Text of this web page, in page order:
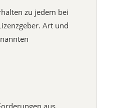
zu jedem bei
Art und
aus